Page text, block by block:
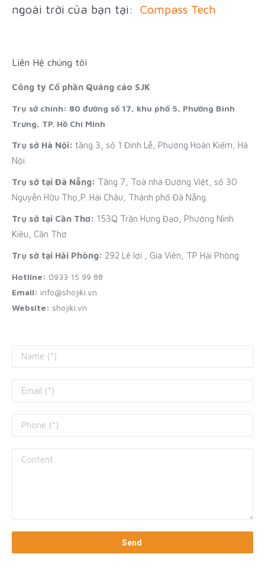
ngoài trời của bạn tại: Compass Tech
Liên Hệ chúng tôi
Công ty Cổ phần Quảng cáo SJK
Trụ sở chính: 80 đường số 17, khu phố 5, Phường Bình
Trưng, TP. Hồ Chí Minh
Trụ sở Hà Nội: tầng 3, số 1 Đinh Lễ, Phường Hoàn Kiếm, Hà
Nội.
Trụ sở tại Đà Nẵng: Tầng 7, Toà nhà Đường Việt, số 30
Nguyễn Hữu Thọ,P. Hải Châu, Thành phố Đà Nẵng.
Trụ sở tại Cần Thơ: 153Q Trần Hưng Đạo, Phường Ninh
Kiều, Cần Thơ
Trụ sở tại Hải Phòng: 292 Lê lợi , Gia Viên, TP Hải Phòng
Hotline: 0933 15 99 88
Email: info@shojiki.vn
Website: shojiki.vn